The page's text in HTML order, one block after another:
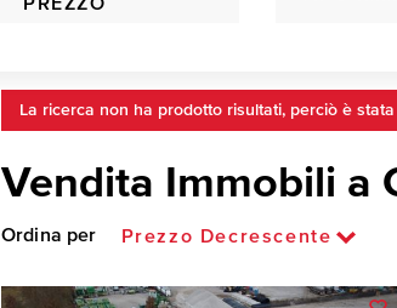
PREZZO
La ricerca non ha prodotto risultati, perciò è
Vendita Immobili a
Ordina per Prezzo Decrescente